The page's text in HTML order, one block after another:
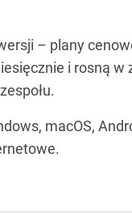
– plany
i rosną w
macOS,